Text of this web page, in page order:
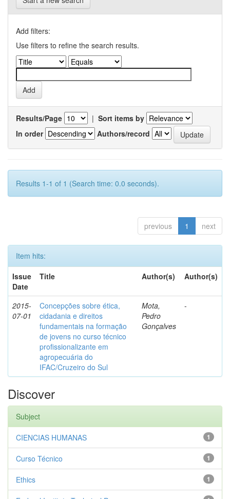
Add filters:
Use filters to refine the search results.
Results/Page | Sort items by
In order
Authors/record
Results 1-1 of 1 (Search time: 0.0 seconds).
previous 1 next
Item hits:
Issue
Date
Title Author(s) Author(s)
2015-
07-01
Concepções sobre ética,
cidadania e direitos
fundamentais na formação
de jovens no curso técnico
profissionalizante em
agropecuária do
IFAC/Cruzeiro do Sul
Mota,
Pedro
Gonçalves
-
Discover
Subject
1
CIENCIAS HUMANAS
1
Curso Técnico
1
Ethics